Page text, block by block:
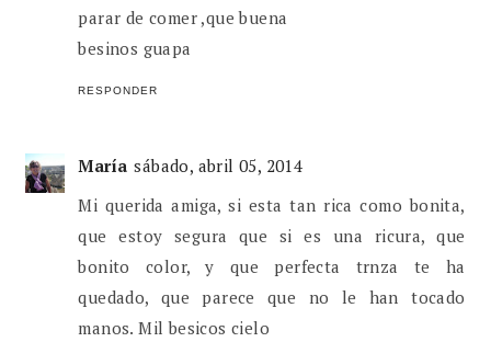
parar de comer ,que buena
besinos guapa
RESPONDER
María sábado, abril 05, 2014
Mi querida amiga, si esta tan rica como bonita,
que estoy segura que si es una ricura, que
bonito color, y que perfecta trnza te ha
quedado, que parece que no le han tocado
manos. Mil besicos cielo